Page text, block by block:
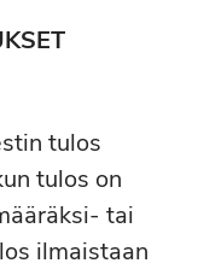
tulos
tulos on
tai
ilmaistaan